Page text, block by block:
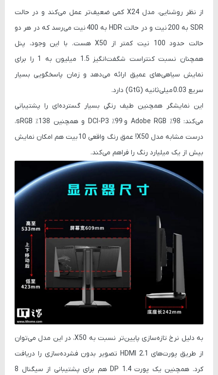
از نظر روشنایی، مدل X24 کمی ضعیف‌تر عمل می‌کند و در حالت
SDR به
200 نیت و در حالت HDR به 400 نیت
می‌رسد که در هر دو
حالت حدود 100 نیت کمتر از X50 هست. با این وجود، پنل
همچنان نسبت کنتراست شگفت‌انگیز 1.5 میلیون به 1
را برای
نمایش سیاهی‌های عمیق ارائه می‌دهد و زمان پاسخگویی بسیار
سریع 0.03 میلی‌ثانیه (GtG)
دارد.
این نمایشگر همچنین طیف رنگی بسیار گسترده‌ای را پشتیبانی
می‌کند: 98٪ Adobe RGB و 99٪ DCI-P3 و همچنین 138٪ sRGB
،
درست مشابه مدل X50! عمق رنگ واقعی
10 بیت
هم امکان نمایش
بیش از یک میلیارد رنگ را فراهم می‌کند.
به دلیل نرخ تازه‌سازی پایین‌تر نسبت به X50، در این مدل می‌توان
از طریق پورت‌های HDMI 2.1 تصویر بدون فشرده‌سازی را دریافت
کرد. همچنین یک پورتDP 1.4 هم برای پشتیبانی از سیگنال 8